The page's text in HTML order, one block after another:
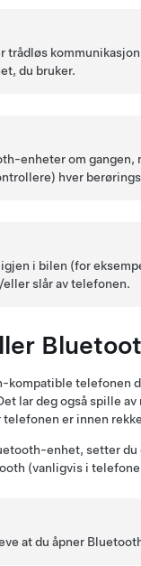
trådløs
du bruker.
enheter om
hver
i bilen (for
slår av telefonen.
kompatible
lar deg også spille
er innen
enhet, setter du
(vanligvis i
at du åpner